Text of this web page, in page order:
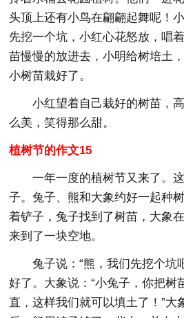
头顶上还有小鸟在翩翩起舞呢！
先挖一个坑，小红心花怒放，唱
苗慢慢的放进去，小明给树培土
小树苗栽好了。
小红望着自己栽好的树苗，
么美，笑得那么甜。
植树节的作文15
一年一度的植树节又来了。
子。兔子、熊和大象约好一起种
着铲子，兔子找到了树苗，大象
来到了一块空地。
兔子说：“熊，我们先挖个坑
好了。大象说：“小兔子，你把树
直，这样我们就可以填土了！”大